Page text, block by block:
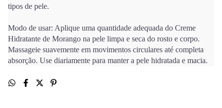
tipos de pele.
Modo de usar: Aplique uma quantidade adequada do Creme
Hidratante de Morango na pele limpa e seca do rosto e corpo.
Massageie suavemente em movimentos circulares até completa
absorção. Use diariamente para manter a pele hidratada e macia.